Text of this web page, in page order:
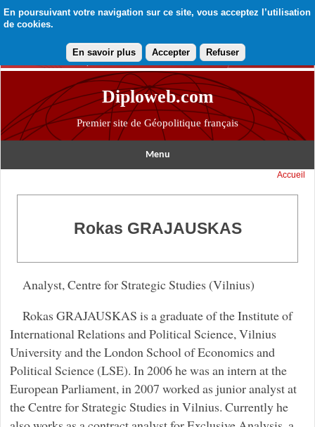
En poursuivant votre navigation sur ce site, vous acceptez l’utilisation
de cookies.
En savoir plus Accepter Refuser
Diploweb.com
Premier site de Géopolitique français
Menu
Accueil
Rokas GRAJAUSKAS
Analyst, Centre for Strategic Studies (Vilnius)
Rokas GRAJAUSKAS is a graduate of the Institute of
International Relations and Political Science, Vilnius
University and the London School of Economics and
Political Science (LSE). In 2006 he was an intern at the
European Parliament, in 2007 worked as junior analyst at
the Centre for Strategic Studies in Vilnius. Currently he